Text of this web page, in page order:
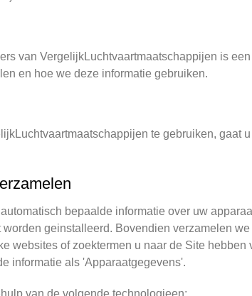
van VergelijkLuchtvaartmaatschappijen is
en hoe we deze informatie gebruiken.
te gebruiken, gaat
bepaalde informatie over uw
geinstalleerd. Bovendien verzamelen
websites of zoektermen u naar de Site
informatie als 'Apparaatgegevens'.
van de volgende technologieen: